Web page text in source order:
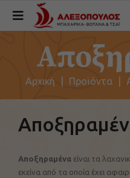
Αρχική Προϊόντα
Αποξηραμένα είναι τα
εκείνα από τα οποία έχει